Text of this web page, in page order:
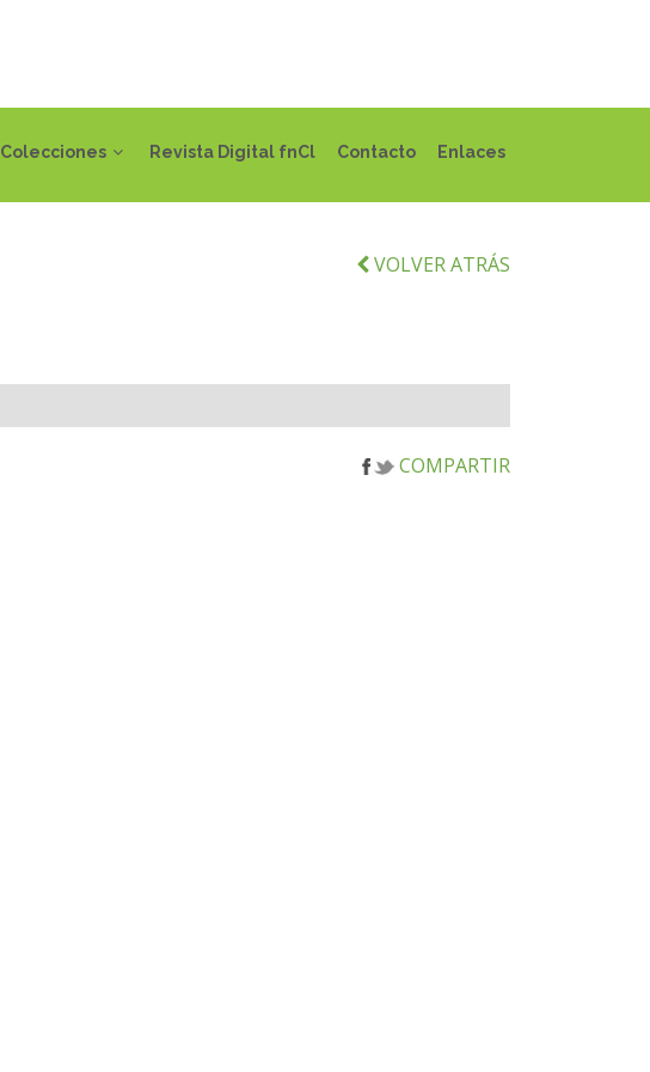
Colecciones Revista Digital fnCl Contacto Enlaces
VOLVER ATRÁS
COMPARTIR